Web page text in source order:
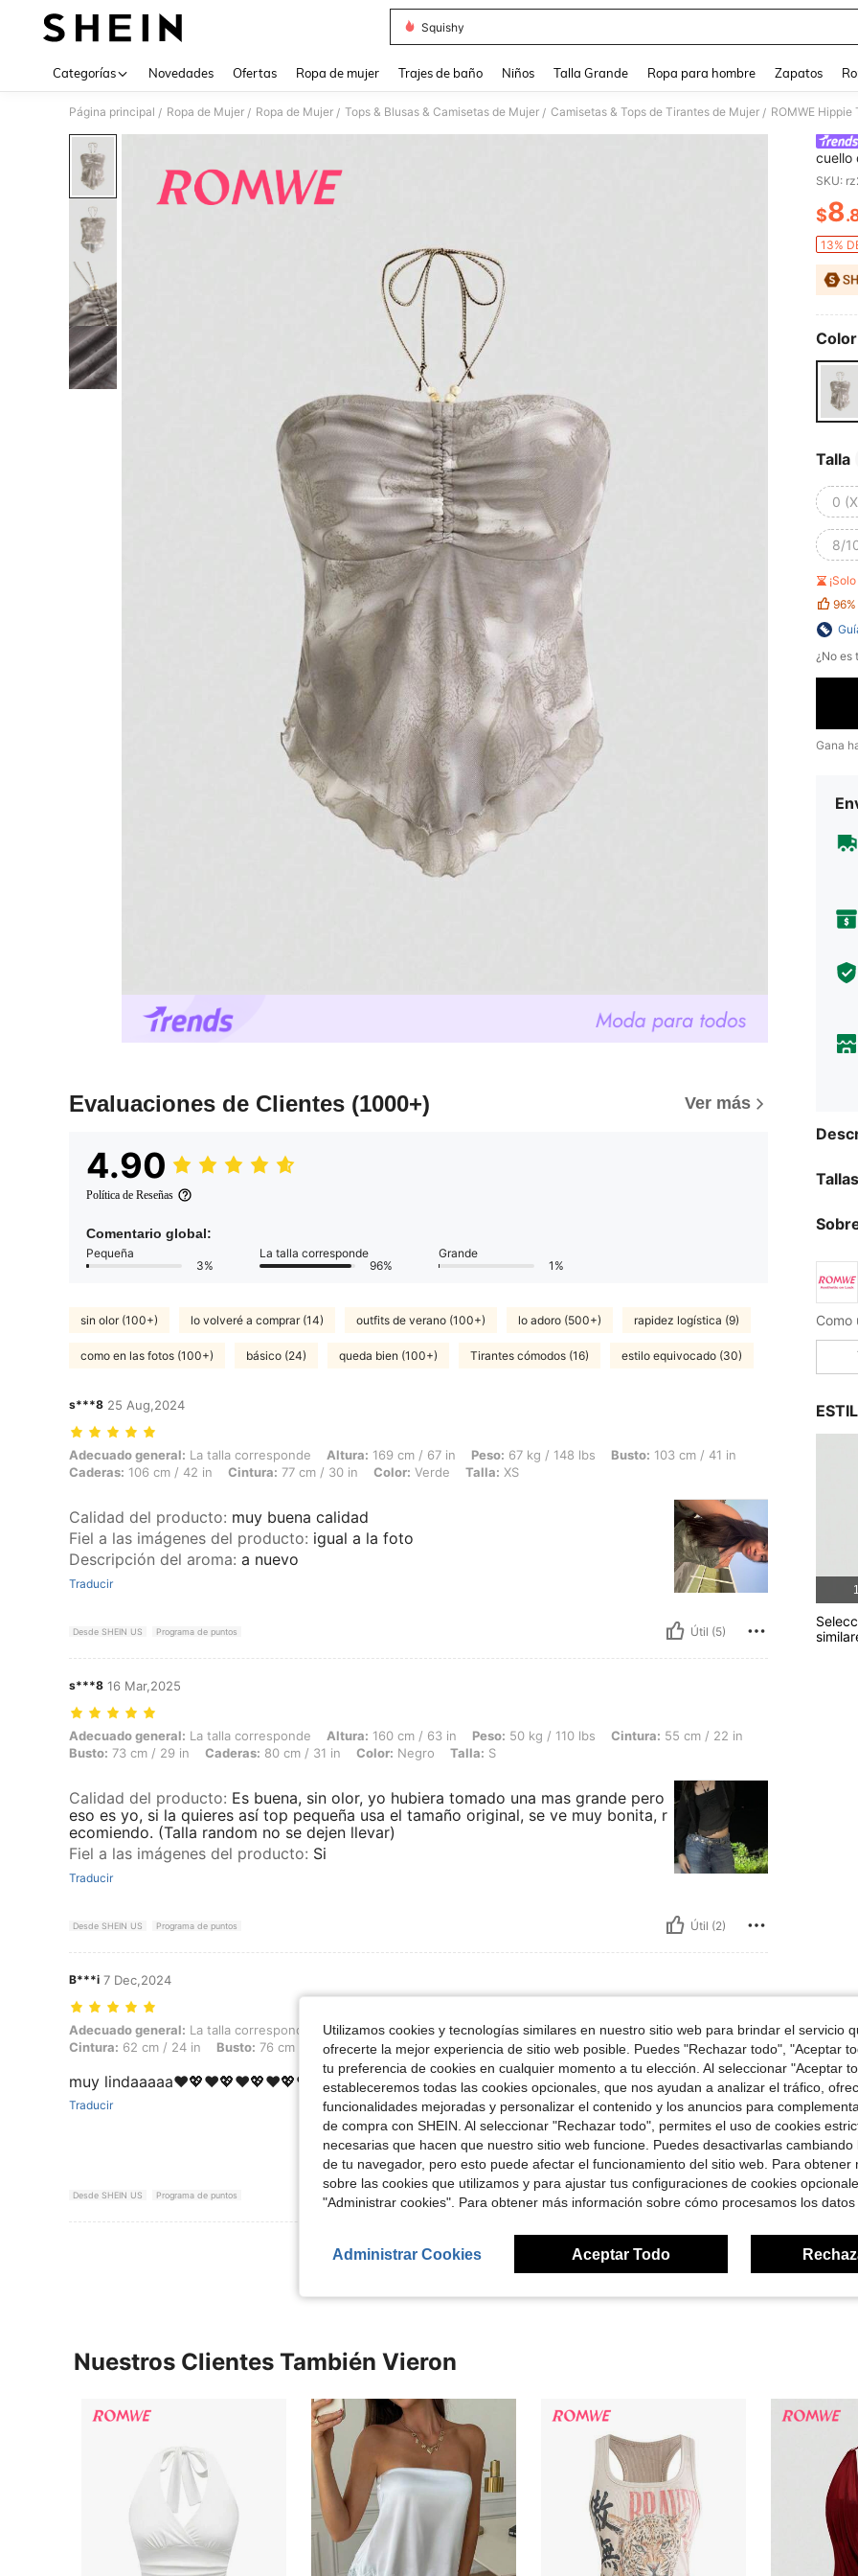
Squishy
Categorías Novedades Ofertas Ropa de mujer Trajes de baño Niños Talla Grande Ropa para hombre Zapatos
Página principal / Ropa de Mujer / Ropa de Mujer / Tops & Blusas & Camisetas de Mujer / Camisetas & Tops de Tirantes de Mujer /
Evaluaciones de Clientes (1000+) Ver más
4.90
Política de Reseñas
Comentario global:
Pequeña
3%
La talla corresponde
96%
Grande
1%
sin olor (100+) lo volveré a comprar (14) outfits de verano (100+) lo adoro (500+) rapidez logística (9)
como en las fotos (100+) básico (24) queda bien (100+) Tirantes cómodos (16) estilo equivocado (30)
s***8 25 Aug,2024
Adecuado general: La talla corresponde, Altura: 169 cm / 67 in, Peso: 67 kg / 148 lbs, Busto: 103 cm / 41 in, Caderas: 106 cm / 42 in, Cintura: 77 cm /
Adecuado general: La talla corresponde Altura: 169 cm / 67 in Peso: 67 kg / 148 lbs Busto: 103 cm / 41 in
Caderas: 106 cm / 42 in Cintura: 77 cm / 30 in Color: Verde Talla: XS
Calidad del producto: muy buena calidad
Fiel a las imágenes del producto: igual a la foto
Descripción del aroma: a nuevo
Traducir
Desde SHEIN US Programa de puntos Útil (5)
s***8 16 Mar,2025
Adecuado general: La talla corresponde, Altura: 160 cm / 63 in, Peso: 50 kg / 110 lbs, Cintura: 55 cm / 22 in, Busto: 73 cm / 29 in, Caderas: 80 cm / 31
Adecuado general: La talla corresponde Altura: 160 cm / 63 in Peso: 50 kg / 110 lbs Cintura: 55 cm / 22 in
Busto: 73 cm / 29 in Caderas: 80 cm / 31 in Color: Negro Talla: S
Calidad del producto: Es buena, sin olor, yo hubiera tomado una mas grande pero
eso es yo, si la quieres así top pequeña usa el tamaño original, se ve muy bonita, r
ecomiendo. (Talla random no se dejen llevar)
Fiel a las imágenes del producto: Si
Traducir
Desde SHEIN US Programa de puntos Útil (2)
B***i 7 Dec,2024
Adecuado general: La talla corresponde, Altura: 149 cm / 59 in, Peso: 41 kg / 90 lbs, Caderas: 87 cm / 34 in, Cintura: 62 cm / 24 in, Busto: 76 cm / 30
Adecuado general: La talla corresponde Altura:149 cm / 59 in Peso:41 kg / 90 lbs Caderas:87 cm / 34 in
Cintura: 62 cm / 24 in Busto: 76 cm / 30 in Color:Negro Talla:XXS
muy lindaaaaa❤️💖❤️💖❤️💖❤️💖❤️💖❤️❤️💖❤️💖❤️💖❤️💖💖❤️💖
Traducir
Desde SHEIN US Programa de puntos Útil (2)
cuello
SKU:
$8
13%
Talla
0
8/
96%
¿No es
Gana
Nuestros Clientes También Vieron
Utilizamos cookies y tecnologías similares en nuestro sitio web para brindar el servicio
ofrecerte la mejor experiencia de sitio web posible. Puedes "Rechazar todo", "Aceptar
tu preferencia de cookies en cualquier momento a tu elección. Al seleccionar "Aceptar
estableceremos todas las cookies opcionales, que nos ayudan a analizar el tráfico,
funcionalidades mejoradas y personalizar el contenido y los anuncios para
de compra con SHEIN. Al seleccionar "Rechazar todo", permites el uso de cookies
necesarias que hacen que nuestro sitio web funcione. Puedes desactivarlas cambiando
de tu navegador, pero esto puede afectar el funcionamiento del sitio web. Para obtener
sobre las cookies que utilizamos y para ajustar tus configuraciones de cookies
"Administrar cookies". Para obtener más información sobre cómo procesamos los datos
Administrar Cookies Aceptar Todo